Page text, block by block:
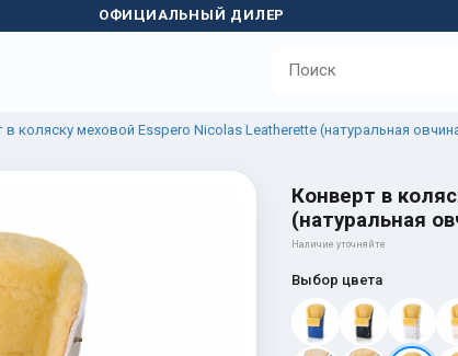
ОФИЦИАЛЬНЫЙ ДИЛЕР
в коляску меховой Esspero Nicolas Leatherette (натуральная
Конверт в
(натуральная
Наличие уточняйте
Выбор цвета